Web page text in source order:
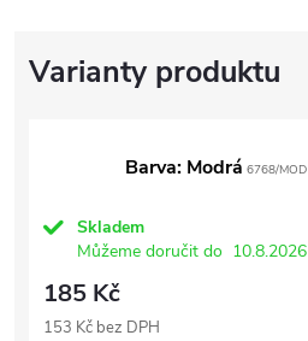
Barva: Modrá 6768/MOD
Skladem
Můžeme doručit do 10.8.2026
185 Kč
153 Kč bez DPH